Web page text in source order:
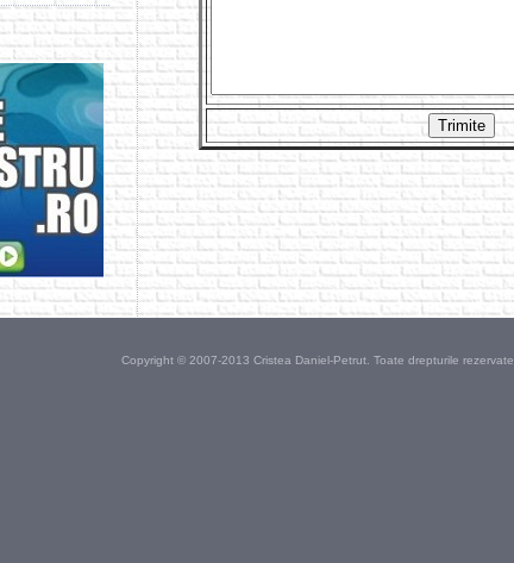
Copyright © 2007-2013 Cristea Daniel-Petrut. Toate drepturile rezervate.